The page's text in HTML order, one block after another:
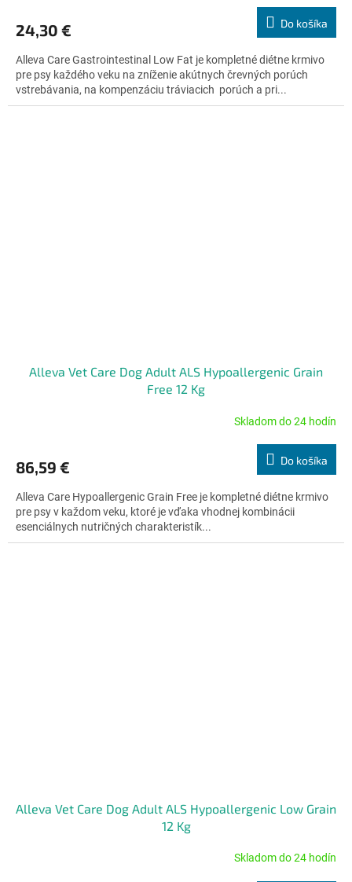
je
z
5
hviezdičiek.
24,30 € Do košíka
Alleva Care Gastrointestinal Low Fat je kompletné diétne krmivo
pre psy každého veku na zníženie akútnych črevných porúch
vstrebávania, na kompenzáciu tráviacich porúch a pri...
Alleva Vet Care Dog Adult ALS Hypoallergenic Grain
Free 12 Kg
je
z
5
hviezdičiek.
Skladom do 24 hodín
86,59 € Do košíka
Alleva Care Hypoallergenic Grain Free je kompletné diétne krmivo
pre psy v každom veku, ktoré je vďaka vhodnej kombinácii
esenciálnych nutričných charakteristík...
Alleva Vet Care Dog Adult ALS Hypoallergenic Low Grain
12 Kg
Skladom do 24 hodín